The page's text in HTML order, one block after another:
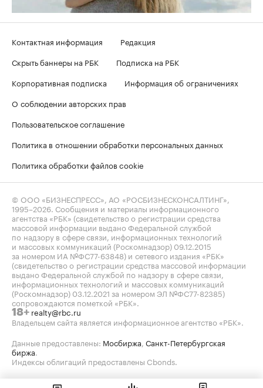
Контактная информация
Редакция
Скрыть баннеры на РБК
Подписка на РБК
Корпоративная подписка
Информация об ограничениях
О соблюдении авторских прав
Пользовательское соглашение
Политика в отношении обработки персональных данных
Политика обработки файлов cookie
© ООО «БИЗНЕСПРЕСС», АО «РОСБИЗНЕСКОНСАЛТИНГ»,
1995–2026. Сообщения и материалы информационного
агентства «РБК» (свидетельство о регистрации средства
массовой информации выдано Федеральной службой
по надзору в сфере связи, информационных технологий
и массовых коммуникаций (Роскомнадзор) 09.12.2015
за номером ИА №ФС77-63848) и сетевого издания «РБК»
(свидетельство о регистрации средства массовой информации
выдано Федеральной службой по надзору в сфере связи,
информационных технологий и массовых коммуникаций
(Роскомнадзор) 03.12.2021 за номером ЭЛ №ФС77-82385)
сопровождаются пометкой «РБК».
18+ realty@rbc.ru
Владельцем сайта является информационное агентство «РБК».
Данные предоставлены: Мосбиржа, Санкт-Петербургская
биржа.
Индексы облигаций предоставлены Cbonds.